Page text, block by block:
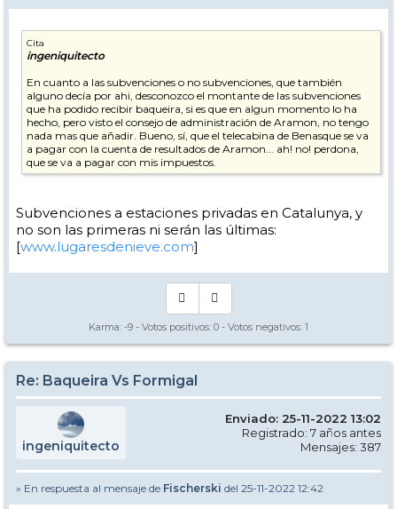
Cita
ingeniquitecto
En cuanto a las subvenciones o no subvenciones, que también
alguno decía por ahi, desconozco el montante de las subvenciones
que ha podido recibir baqueira, si es que en algun momento lo ha
hecho, pero visto el consejo de administración de Aramon, no tengo
nada mas que añadir. Bueno, sí, que el telecabina de Benasque se va
a pagar con la cuenta de resultados de Aramon... ah! no! perdona,
que se va a pagar con mis impuestos.
Subvenciones a estaciones privadas en Catalunya, y
no son las primeras ni serán las últimas:
[www.lugaresdenieve.com]
Karma: -9 - Votos positivos: 0 - Votos negativos: 1
Re: Baqueira Vs Formigal
ingeniquitecto
Enviado: 25-11-2022 13:02
Registrado: 7 años antes
Mensajes: 387
» En respuesta al mensaje de Fischerski del 25-11-2022 12:42